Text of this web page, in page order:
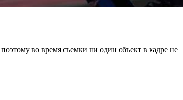
во время съемки ни один объект в кадре не